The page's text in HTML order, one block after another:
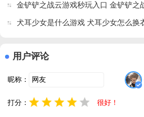
金铲铲之战云游戏秒玩入口 金铲铲之
犬耳少女是什么游戏 犬耳少女怎么换
用户评论
昵称：
打分： 很好！